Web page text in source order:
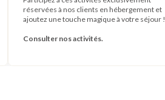
réservées à nos clients en hébergement et
ajoutez une touche magique à votre séjour !
Consulter nos activités.